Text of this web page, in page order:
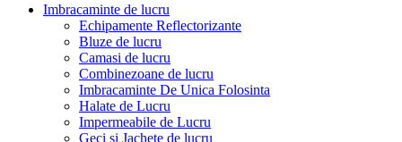
Imbracaminte de lucru
Echipamente Reflectorizante
Bluze de lucru
Camasi de lucru
Combinezoane de lucru
Imbracaminte De Unica Folosinta
Halate de Lucru
Impermeabile de Lucru
Geci si Jachete de lucru